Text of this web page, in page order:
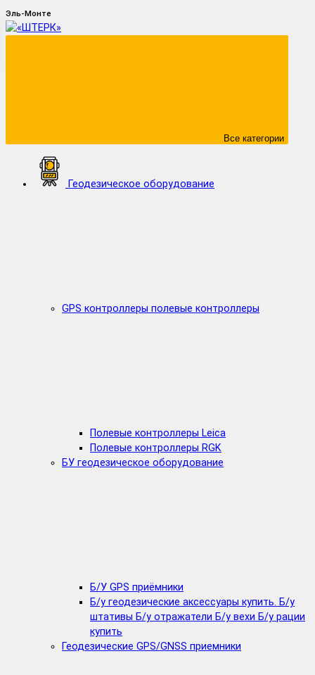
Эль-Монте
Все категории
Геодезическое оборудование
GPS контроллеры полевые контроллеры
Полевые контроллеры Leica
Полевые контроллеры RGK
БУ геодезическое оборудование
Б/У GPS приёмники
Б/у геодезические аксессуары купить. Б/у
штативы Б/у отражатели Б/у вехи Б/у рации
купить
Геодезические GPS/GNSS приемники